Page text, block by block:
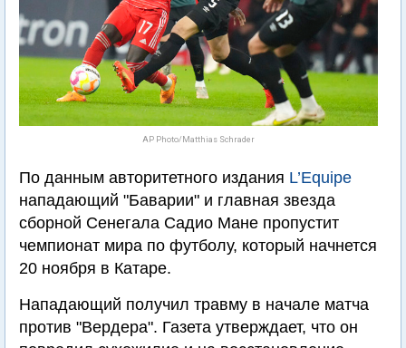
AP Photo/Matthias Schrader
По данным авторитетного издания L’Equipe
нападающий "Баварии" и главная звезда
сборной Сенегала Садио Мане пропустит
чемпионат мира по футболу, который начнется
20 ноября в Катаре.
Нападающий получил травму в начале матча
против "Вердера". Газета утверждает, что он